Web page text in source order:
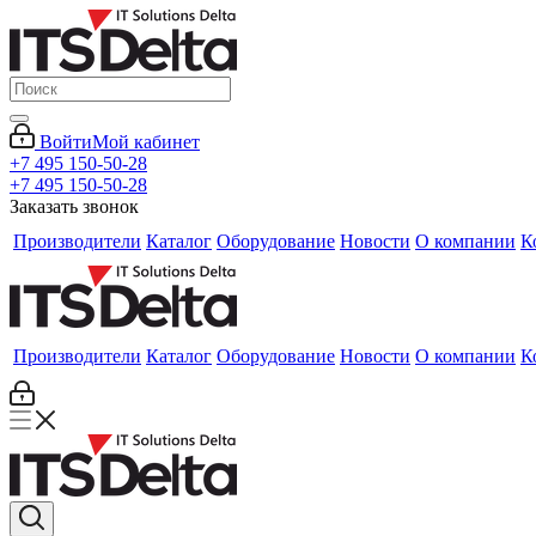
ВойтиМой кабинет
+7 495 150-50-28
+7 495 150-50-28
Заказать звонок
Производители Каталог Оборудование Новости О компании
Производители Каталог Оборудование Новости О компании